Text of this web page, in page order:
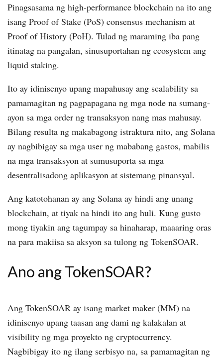
Pinagsasama ng high-performance blockchain na ito ang
isang Proof of Stake (PoS) consensus mechanism at
Proof of History (PoH). Tulad ng maraming iba pang
itinatag na pangalan, sinusuportahan ng ecosystem ang
liquid staking.
Ito ay idinisenyo upang mapahusay ang scalability sa
pamamagitan ng pagpapagana ng mga node na sumang-
ayon sa mga order ng transaksyon nang mas mahusay.
Bilang resulta ng makabagong istraktura nito, ang Solana
ay nagbibigay sa mga user ng mababang gastos, mabilis
na mga transaksyon at sumusuporta sa mga
desentralisadong aplikasyon at sistemang pinansyal.
Ang katotohanan ay ang Solana ay hindi ang unang
blockchain, at tiyak na hindi ito ang huli. Kung gusto
mong tiyakin ang tagumpay sa hinaharap, maaaring oras
na para makiisa sa aksyon sa tulong ng TokenSOAR.
Ano ang TokenSOAR?
Ang TokenSOAR ay isang market maker (MM) na
idinisenyo upang taasan ang dami ng kalakalan at
visibility ng mga proyekto ng cryptocurrency.
Nagbibigay ito ng ilang serbisyo na, sa pamamagitan ng